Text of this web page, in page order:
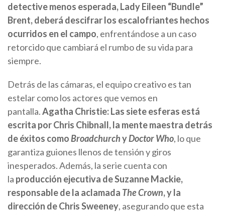
detective menos esperada, Lady Eileen “Bundle”
Brent, deberá descifrar los escalofriantes hechos
ocurridos en el campo, enfrentándose a un caso
retorcido que cambiará el rumbo de su vida para
siempre.
Detrás de las cámaras, el equipo creativo es tan
estelar como los actores que vemos en
pantalla.Agatha Christie: Las siete esferas está
escrita por Chris Chibnall, la mente maestra detrás
de éxitos comoBroadchurchyDoctor Who, lo que
garantiza guiones llenos de tensión y giros
inesperados. Además, la serie cuenta con
la producción ejecutiva de Suzanne Mackie,
responsable de la aclamada The Crown, y la
dirección de Chris Sweeney, asegurando que esta